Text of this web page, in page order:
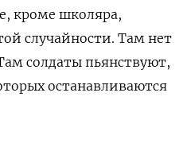
кроме школяра,
случайности. Там нет
солдаты пьянствуют,
останавливаются